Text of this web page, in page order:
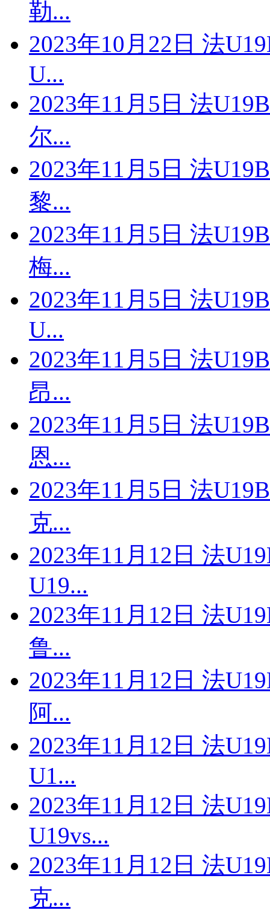
勒...
2023年10月22日 法
U...
2023年11月5日 法
尔...
2023年11月5日 法
黎...
2023年11月5日 法
梅...
2023年11月5日 法
U...
2023年11月5日 法
昂...
2023年11月5日 法
恩...
2023年11月5日 法
克...
2023年11月12日 法
U19...
2023年11月12日 法
鲁...
2023年11月12日 法
阿...
2023年11月12日 法
U1...
2023年11月12日 法
U19vs...
2023年11月12日 法
克...